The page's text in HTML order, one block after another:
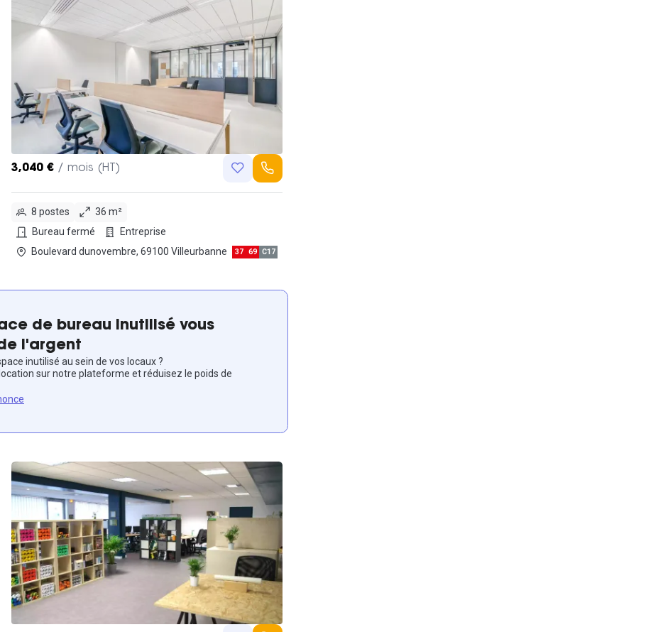
3,040 € / mois (HT)
8 postes
36 m²
Bureau fermé
Entreprise
Boulevard dunovembre, 69100 Villeurbanne
37 69 C17
de bureau inutilisé vous
l'argent
inutilisé au sein de vos locaux ?
sur notre plateforme et réduisez le poids de